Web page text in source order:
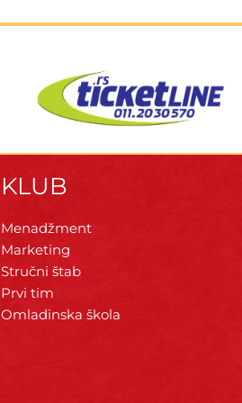
KLUB
Menadžment
Marketing
Stručni štab
Prvi tim
Omladinska škola